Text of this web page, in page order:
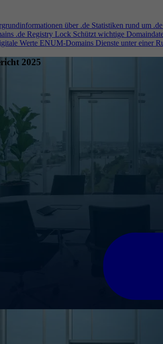
über .de Statistiken rund um .de
.de Registry Lock Schützt wichtige
Werte ENUM-Domains Dienste unter einer
2025